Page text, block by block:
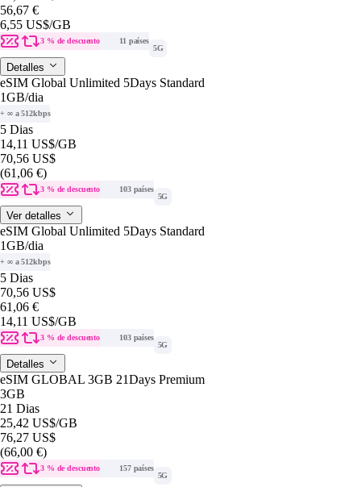
56,67 €
6,55 US$/GB
3 % de descuento
11 países
5G
Detalles
eSIM Global Unlimited 5Days Standard
1GB/dia
+ ∞ a 512kbps
5 Dias
14,11 US$/GB
70,56 US$
(61,06 €)
3 % de descuento
103 países
5G
Ver detalles
eSIM Global Unlimited 5Days Standard
1GB/dia
+ ∞ a 512kbps
5 Dias
70,56 US$
61,06 €
14,11 US$/GB
3 % de descuento
103 países
5G
Detalles
eSIM GLOBAL 3GB 21Days Premium
3GB
21 Dias
25,42 US$/GB
76,27 US$
(66,00 €)
3 % de descuento
157 países
5G